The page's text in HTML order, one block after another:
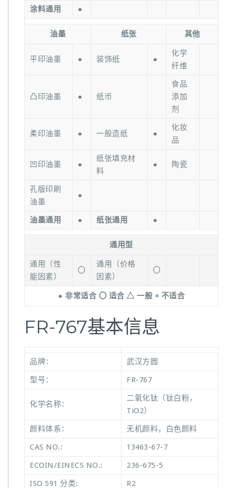
涂料通用
●
油墨 纸张 其他
平印油墨 ● 装饰纸 ●
化学
纤维
凸印油墨 ● 纸币
食品
添加
剂
柔印油墨 ● 一般造纸 ●
化妆
品
凹印油墨 ●
纸张填充材
料
● 陶瓷
孔版印刷
油墨
●
油墨通用 ● 纸张通用 ●
通用型
通用（性
能因素）
〇
通用（价格
因素）
〇
● 非常适合 〇 适合 △ 一般 × 不适合
FR-767基本信息
品牌：
武汉方圆
型号：
FR-767
化学名称：
二氧化钛（钛白粉，
TiO2）
颜料体系：
无机颜料，白色颜料
CAS NO.:
13463-67-7
ECOIN/EINECS NO.:
236-675-5
ISO 591 分类:
R2